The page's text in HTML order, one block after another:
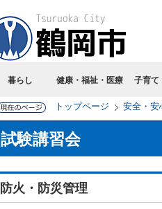
暮らし 健康・福祉・医療 子育て
トップページ 安全・安
試験講習会
防火・防災管理